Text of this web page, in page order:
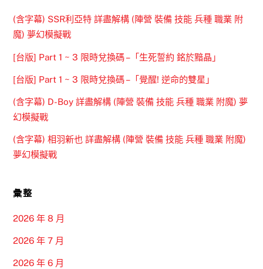
(含字幕) SSR利亞特 詳盡解構 (陣營 裝備 技能 兵種 職業 附
魔) 夢幻模擬戰
[台版] Part 1 ~ 3 限時兌換碼 –「生死誓約 銘於黯晶」
[台版] Part 1 ~ 3 限時兌換碼 –「覺醒! 逆命的雙星」
(含字幕) D-Boy 詳盡解構 (陣營 裝備 技能 兵種 職業 附魔) 夢
幻模擬戰
(含字幕) 相羽新也 詳盡解構 (陣營 裝備 技能 兵種 職業 附魔)
夢幻模擬戰
彙整
2026 年 8 月
2026 年 7 月
2026 年 6 月